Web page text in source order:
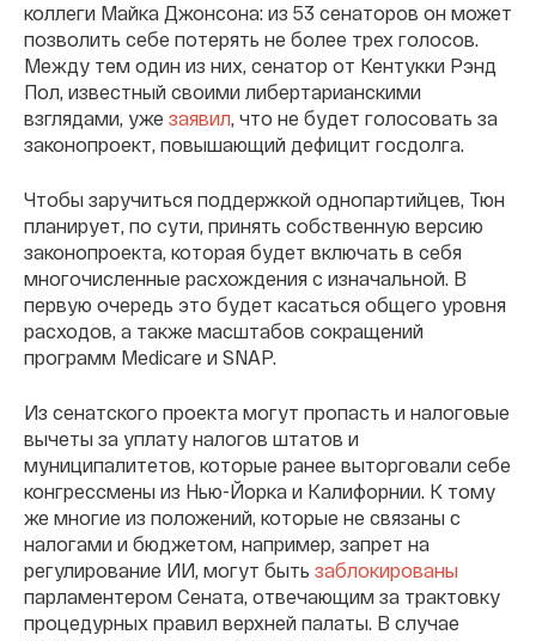
коллеги Майка Джонсона: из 53 сенаторов он может
позволить себе потерять не более трех голосов.
Между тем один из них, сенатор от Кентукки Рэнд
Пол, известный своими либертарианскими
взглядами, уже заявил, что не будет голосовать за
законопроект, повышающий дефицит госдолга.
Чтобы заручиться поддержкой однопартийцев, Тюн
планирует, по сути, принять собственную версию
законопроекта, которая будет включать в себя
многочисленные расхождения с изначальной. В
первую очередь это будет касаться общего уровня
расходов, а также масштабов сокращений
программ Medicare и SNAP.
Из сенатского проекта могут пропасть и налоговые
вычеты за уплату налогов штатов и
муниципалитетов, которые ранее выторговали себе
конгрессмены из Нью-Йорка и Калифорнии. К тому
же многие из положений, которые не связаны с
налогами и бюджетом, например, запрет на
регулирование ИИ, могут быть заблокированы
парламентером Сената, отвечающим за трактовку
процедурных правил верхней палаты. В случае